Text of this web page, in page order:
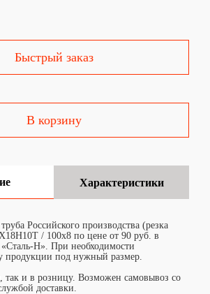
Быстрый заказ
В корзину
Характеристики
Российского производства (резка
/ 100х8 по цене от 90 руб. в
«Сталь-Н». При необходимости
продукции под нужный размер.
так и в розницу. Возможен самовывоз со
доставки.